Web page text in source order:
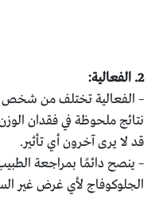
2. الفعالية:
– الفعالية تختلف من
نتائج ملحوظة في فقدان
قد لا يرى آخرون أي تأثير.
– ينصح دائمًا بمراجعة
الجلوكوفاج لأي غرض غير